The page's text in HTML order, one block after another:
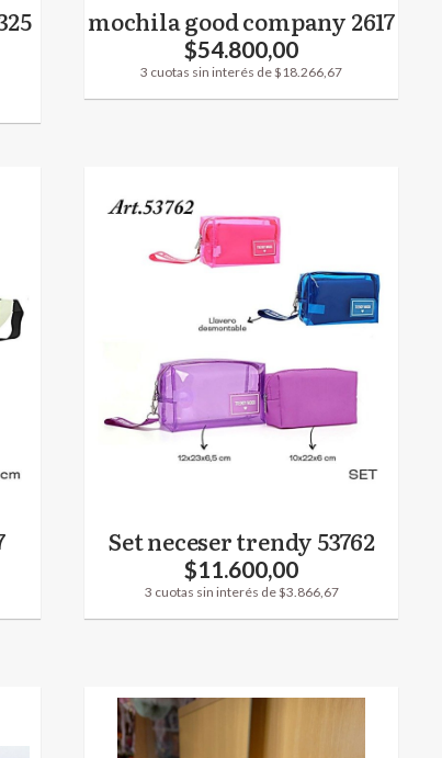
mochila good company 2617
$54.800,00
3 cuotas sin interés de $18.266,67
Set neceser trendy 53762
$11.600,00
3 cuotas sin interés de $3.866,67